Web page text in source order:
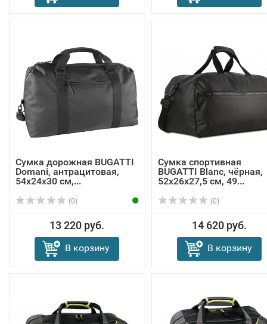
Сумка дорожная BUGATTI
Domani, антрацитовая,
54х24х30 см,...
(0)
13 220 руб.
В корзину
Сумка спортивная
BUGATTI Blanc, чёрная,
52х26х27,5 см, 49...
(0)
14 620 руб.
В корзину